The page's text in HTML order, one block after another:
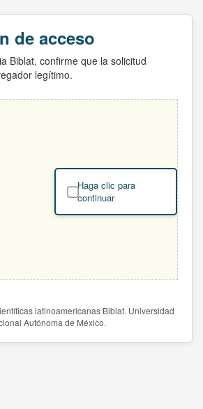
de acceso
Biblat, confirme que la solicitud
legítimo.
Haga clic para
continuar
latinoamericanas Biblat. Universidad
Autónoma de México.